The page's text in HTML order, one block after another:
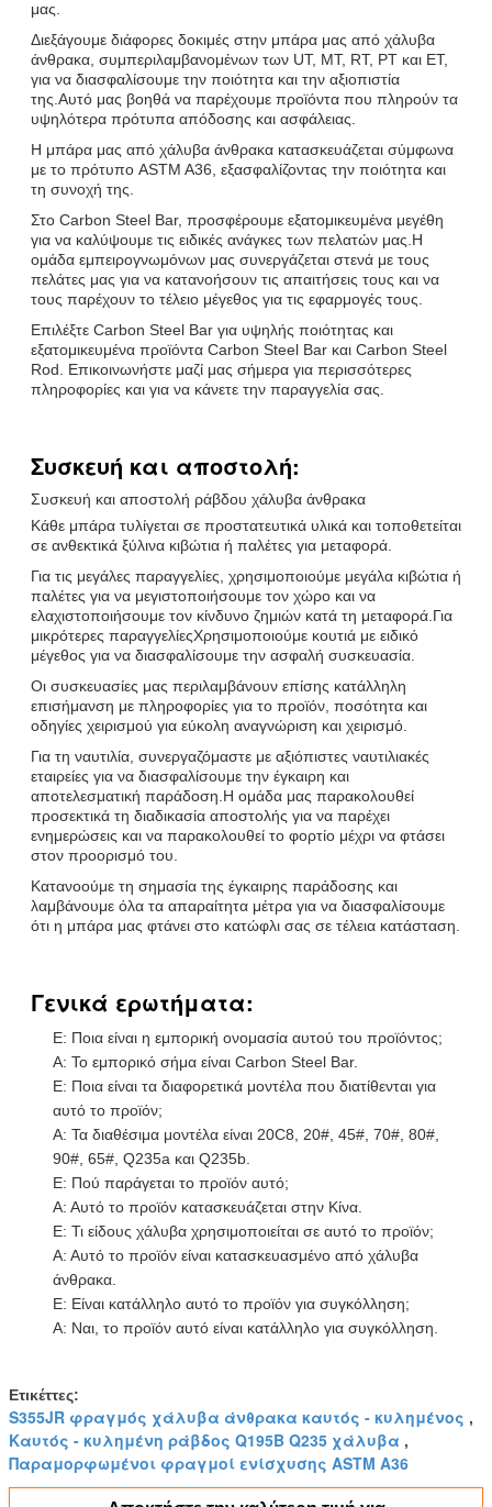
μας.
Διεξάγουμε διάφορες δοκιμές στην μπάρα μας από χάλυβα
άνθρακα, συμπεριλαμβανομένων των UT, MT, RT, PT και ET,
για να διασφαλίσουμε την ποιότητα και την αξιοπιστία
της.Αυτό μας βοηθά να παρέχουμε προϊόντα που πληρούν τα
υψηλότερα πρότυπα απόδοσης και ασφάλειας.
Η μπάρα μας από χάλυβα άνθρακα κατασκευάζεται σύμφωνα
με το πρότυπο ASTM A36, εξασφαλίζοντας την ποιότητα και
τη συνοχή της.
Στο Carbon Steel Bar, προσφέρουμε εξατομικευμένα μεγέθη
για να καλύψουμε τις ειδικές ανάγκες των πελατών μας.Η
ομάδα εμπειρογνωμόνων μας συνεργάζεται στενά με τους
πελάτες μας για να κατανοήσουν τις απαιτήσεις τους και να
τους παρέχουν το τέλειο μέγεθος για τις εφαρμογές τους.
Επιλέξτε Carbon Steel Bar για υψηλής ποιότητας και
εξατομικευμένα προϊόντα Carbon Steel Bar και Carbon Steel
Rod. Επικοινωνήστε μαζί μας σήμερα για περισσότερες
πληροφορίες και για να κάνετε την παραγγελία σας.
Συσκευή και αποστολή:
Συσκευή και αποστολή ράβδου χάλυβα άνθρακα
Κάθε μπάρα τυλίγεται σε προστατευτικά υλικά και τοποθετείται
σε ανθεκτικά ξύλινα κιβώτια ή παλέτες για μεταφορά.
Για τις μεγάλες παραγγελίες, χρησιμοποιούμε μεγάλα κιβώτια ή
παλέτες για να μεγιστοποιήσουμε τον χώρο και να
ελαχιστοποιήσουμε τον κίνδυνο ζημιών κατά τη μεταφορά.Για
μικρότερες παραγγελίεςΧρησιμοποιούμε κουτιά με ειδικό
μέγεθος για να διασφαλίσουμε την ασφαλή συσκευασία.
Οι συσκευασίες μας περιλαμβάνουν επίσης κατάλληλη
επισήμανση με πληροφορίες για το προϊόν, ποσότητα και
οδηγίες χειρισμού για εύκολη αναγνώριση και χειρισμό.
Για τη ναυτιλία, συνεργαζόμαστε με αξιόπιστες ναυτιλιακές
εταιρείες για να διασφαλίσουμε την έγκαιρη και
αποτελεσματική παράδοση.Η ομάδα μας παρακολουθεί
προσεκτικά τη διαδικασία αποστολής για να παρέχει
ενημερώσεις και να παρακολουθεί το φορτίο μέχρι να φτάσει
στον προορισμό του.
Κατανοούμε τη σημασία της έγκαιρης παράδοσης και
λαμβάνουμε όλα τα απαραίτητα μέτρα για να διασφαλίσουμε
ότι η μπάρα μας φτάνει στο κατώφλι σας σε τέλεια κατάσταση.
Γενικά ερωτήματα:
Ε: Ποια είναι η εμπορική ονομασία αυτού του προϊόντος;
Α: Το εμπορικό σήμα είναι Carbon Steel Bar.
Ε: Ποια είναι τα διαφορετικά μοντέλα που διατίθενται για
αυτό το προϊόν;
Α: Τα διαθέσιμα μοντέλα είναι 20C8, 20#, 45#, 70#, 80#,
90#, 65#, Q235a και Q235b.
Ε: Πού παράγεται το προϊόν αυτό;
Α: Αυτό το προϊόν κατασκευάζεται στην Κίνα.
Ε: Τι είδους χάλυβα χρησιμοποιείται σε αυτό το προϊόν;
Α: Αυτό το προϊόν είναι κατασκευασμένο από χάλυβα
άνθρακα.
Ε: Είναι κατάλληλο αυτό το προϊόν για συγκόλληση;
Α: Ναι, το προϊόν αυτό είναι κατάλληλο για συγκόλληση.
Ετικέττες:
S355JR φραγμός χάλυβα άνθρακα καυτός - κυλημένος ,
Καυτός - κυλημένη ράβδος Q195B Q235 χάλυβα ,
Παραμορφωμένοι φραγμοί ενίσχυσης ASTM A36